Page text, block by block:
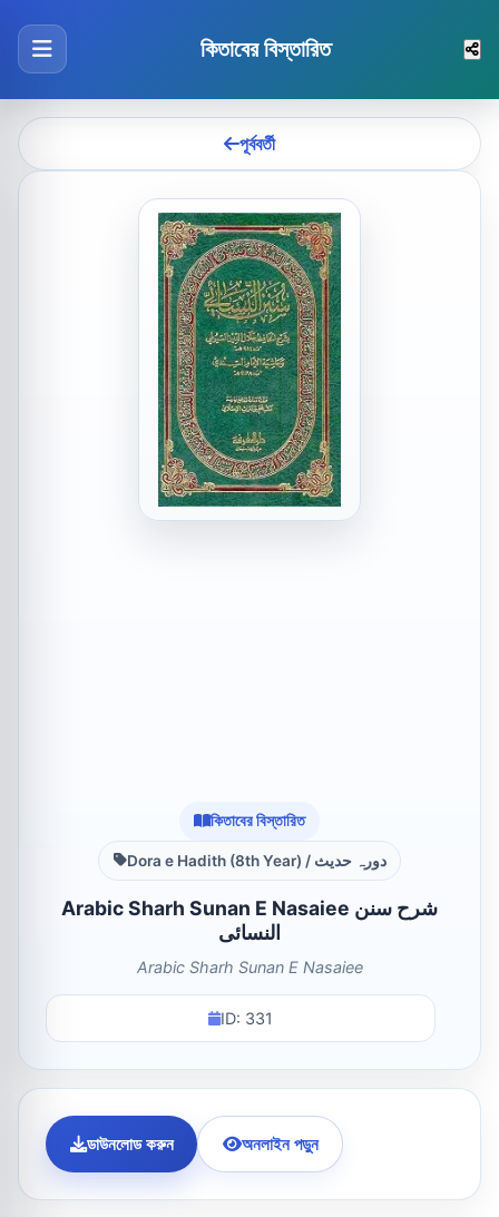
কিতাবের বিস্তারিত
পূর্ববর্তী
কিতাবের বিস্তারিত
Dora e Hadith (8th Year) / دورہ حدیث
Arabic Sharh Sunan E Nasaiee شرح سنن
النسائی
Arabic Sharh Sunan E Nasaiee
ID: 331
ডাউনলোড করুন অনলাইন পড়ুন